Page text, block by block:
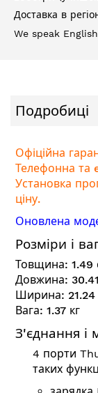
Доставка в
We speak English
Подробиці
Офіційна
Телефонна та
Установка
ціну.
Оновлена
Розміри і
Товщина: 1.49
Довжина: 30.41
Ширина: 21.24
Вага: 1.37 кг
З'єднання і
4 порти
таких